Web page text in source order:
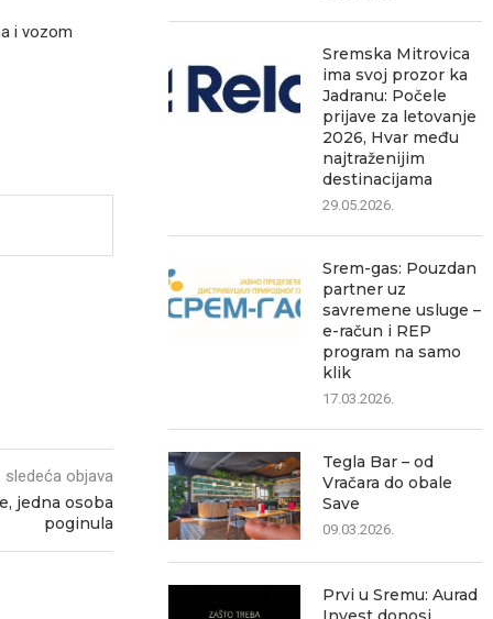
i vozom
sledeća objava
jedna osoba
poginula
Sremska Mitrovica
ima svoj prozor ka
Jadranu: Počele
prijave za letovanje
2026, Hvar među
najtraženijim
destinacijama
29.05.2026.
Srem-gas: Pouzdan
partner uz
savremene usluge –
e-račun i REP
program na samo
klik
17.03.2026.
Tegla Bar – od
Vračara do obale
Save
09.03.2026.
Prvi u Sremu: Aurad